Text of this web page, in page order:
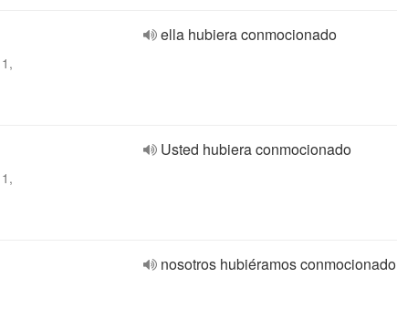
ella hubiera conmocionado
Usted hubiera conmocionado
nosotros hubiéramos conmocionado